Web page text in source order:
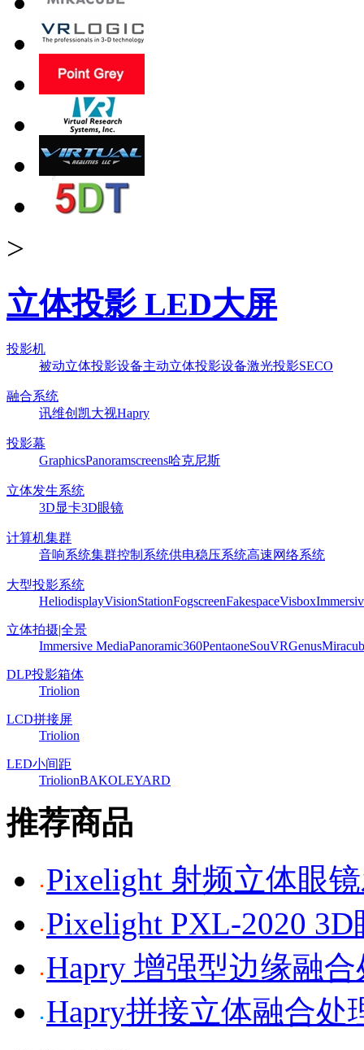
>
立体投影 LED大屏
投影机
被动立体投影设备主动立体投影设备激光投影SECO
融合系统
讯维创凯大视Hapry
投影幕
GraphicsPanoramscreens哈克尼斯
立体发生系统
3D显卡3D眼镜
计算机集群
音响系统集群控制系统供电稳压系统高速网络系统
大型投影系统
HeliodisplayVisionStationFogscreenFakespaceVisbox
立体拍摄|全景
Immersive MediaPanoramic360PentaoneSouVRGenus
DLP投影箱体
Triolion
LCD拼接屏
Triolion
LED小间距
TriolionBAKOLEYARD
推荐商品
Pixelight 射频立体眼
Pixelight PXL-2020 3D
Hapry 增强型边缘融
Hapry拼接立体融合处